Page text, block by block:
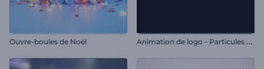
Ouvre-boules de Noël A
nimation de logo - Particules cinématographiques